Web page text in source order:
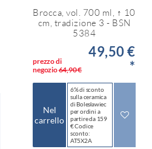
Brocca, vol. 700 ml, ↑ 10
cm, tradizione 3 - BSN
5384
prezzo di
negozio64,90 €
49,50 €
*
Nel
carrello
6% di sconto
sulla ceramica
di Bolesławiec
per ordini a
partire da 159
€ Codice
sconto:
AT5X2A